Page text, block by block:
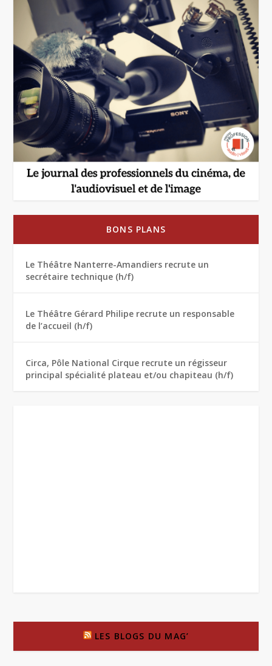
BONS PLANS
Le Théâtre Nanterre-Amandiers recrute un
secrétaire technique (h/f)
Le Théâtre Gérard Philipe recrute un responsable
de l’accueil (h/f)
Circa, Pôle National Cirque recrute un régisseur
principal spécialité plateau et/ou chapiteau (h/f)
LES BLOGS DU MAG’